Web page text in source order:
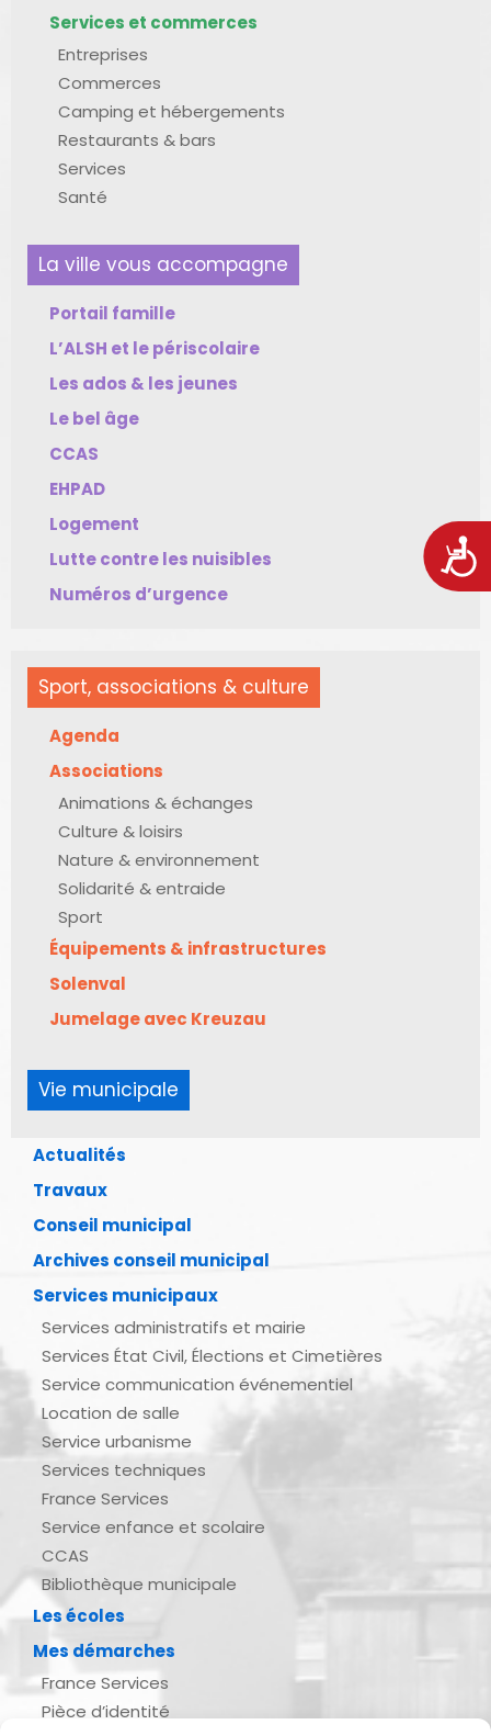
Services et commerces
Entreprises
Commerces
Camping et hébergements
Restaurants & bars
Services
Santé
La ville vous accompagne
Portail famille
L’ALSH et le périscolaire
Les ados & les jeunes
Le bel âge
CCAS
EHPAD
Logement
Lutte contre les nuisibles
Numéros d’urgence
Sport, associations & culture
Agenda
Associations
Animations & échanges
Culture & loisirs
Nature & environnement
Solidarité & entraide
Sport
Équipements & infrastructures
Solenval
Jumelage avec Kreuzau
Vie municipale
Actualités
Travaux
Conseil municipal
Archives conseil municipal
Services municipaux
Services administratifs et mairie
Services État Civil, Élections et Cimetières
Service communication événementiel
Location de salle
Service urbanisme
Services techniques
France Services
Service enfance et scolaire
CCAS
Bibliothèque municipale
Les écoles
Mes démarches
France Services
Pièce d’identité